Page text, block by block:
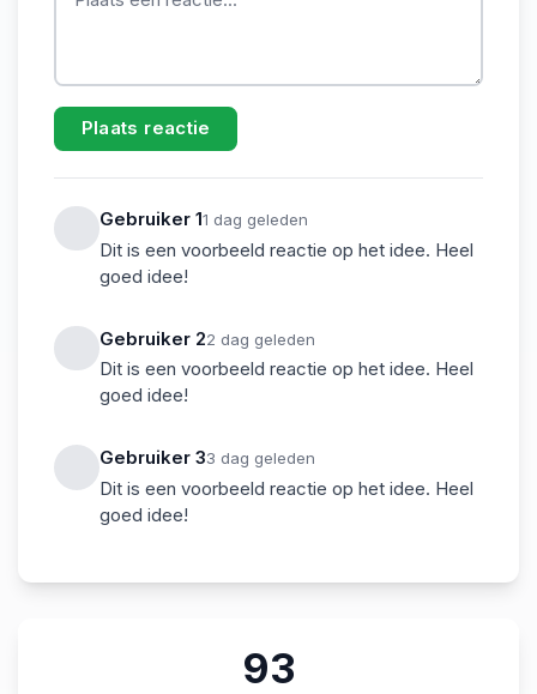
Plaats reactie
Gebruiker 11 dag geleden
Dit is een voorbeeld reactie op het idee. Heel
goed idee!
Gebruiker 22 dag geleden
Dit is een voorbeeld reactie op het idee. Heel
goed idee!
Gebruiker 33 dag geleden
Dit is een voorbeeld reactie op het idee. Heel
goed idee!
93